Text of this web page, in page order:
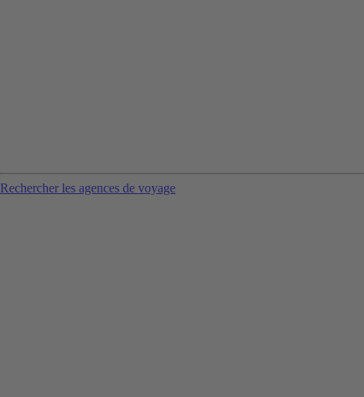
Rechercher les agences de voyage